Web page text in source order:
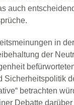
auch
in
der
Sicherheitspolitik
betrachten
Debatte